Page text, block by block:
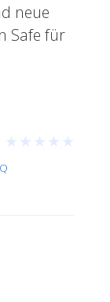
neue
Safe für
★ ★ ★ ★ ★